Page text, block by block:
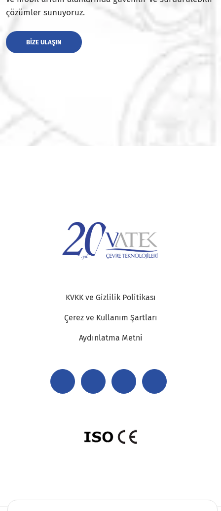
çözümler sunuyoruz.
BIZE ULAŞIN
KVKK ve Gizlilik Politikası
Çerez ve Kullanım Şartları
Aydınlatma Metni